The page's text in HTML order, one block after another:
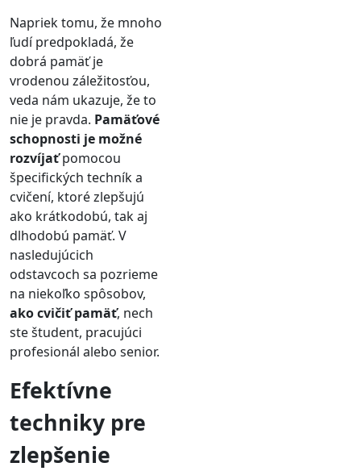
Napriek tomu, že mnoho
ľudí predpokladá, že
dobrá pamäť je
vrodenou záležitosťou,
veda nám ukazuje, že to
nie je pravda. Pamäťové
schopnosti je možné
rozvíjaťpomocou
špecifických techník a
cvičení, ktoré zlepšujú
ako krátkodobú, tak aj
dlhodobú pamäť. V
nasledujúcich
odstavcoch sa pozrieme
na niekoľko spôsobov,
ako cvičiť pamäť, nech
ste študent, pracujúci
profesionál alebo senior.
Efektívne
techniky pre
zlepšenie